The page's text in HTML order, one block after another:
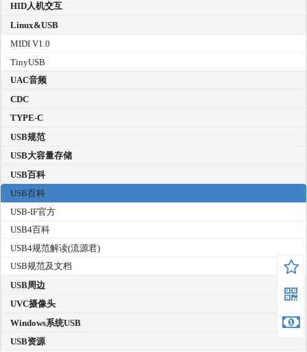
HID人机交互
Linux&USB
MIDI V1.0
TinyUSB
UAC音频
CDC
TYPE-C
USB规范
USB大容量存储
USB百科
USB百科
USB-IF官方
USB4百科
USB4规范解读(流源君)
USB规范及文档
USB周边
UVC摄像头
Windows系统USB
USB资源